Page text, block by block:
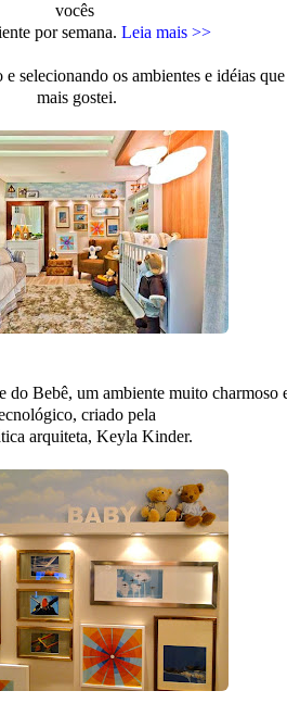
vocês
por semana. Leia mais >>
selecionando os ambientes e idéias
mais gostei.
do Bebê, um ambiente muito charmoso
criado pela
arquiteta, Keyla Kinder.